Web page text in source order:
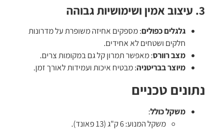
3. עיצוב אמין ושימושיות גבוהה
גלגלים כפולים: מספקים אחיזה משופרת על מדרונות
חלקים ושטחים לא אחידים.
מצב רוורס: מאפשר תמרון קל גם במקומות צרים.
מיוצר בבריטניה: מבטיח איכות ועמידות לאורך זמן.
נתונים טכניים
משקל כולל:
משקל המנוע: 6 ק"ג (13 פאונד).